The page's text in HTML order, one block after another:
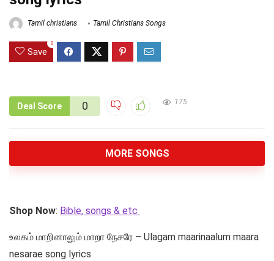
Tamil christians Tamil Christians Songs
Save
0
Deal Score 0 175
MORE SONGS
Shop Now: Bible, songs & etc
உலகம் மாறினாலும் மாறா நேசரே – Ulagam maarinaalum maara
nesarae song lyrics